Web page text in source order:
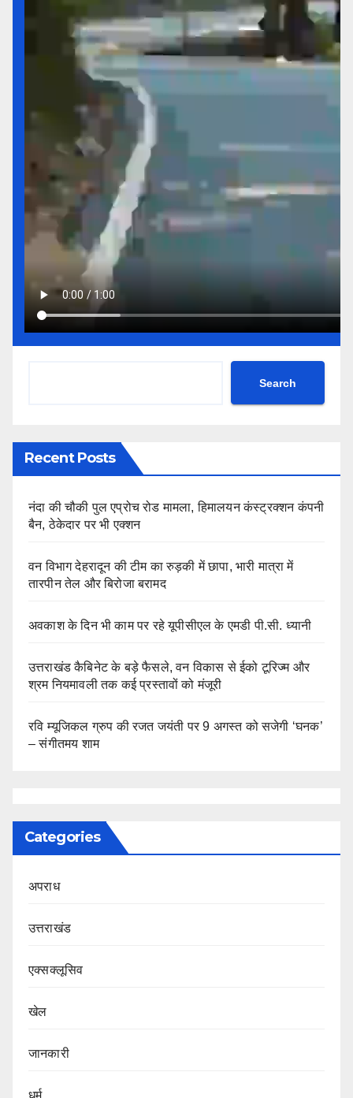
Search
Recent Posts
नंदा की चौकी पुल एप्रोच रोड मामला, हिमालयन कंस्ट्रक्शन कंपनी
बैन, ठेकेदार पर भी एक्शन
वन विभाग देहरादून की टीम का रुड़की में छापा, भारी मात्रा में
तारपीन तेल और बिरोजा बरामद
अवकाश के दिन भी काम पर रहे यूपीसीएल के एमडी पी.सी. ध्यानी
उत्तराखंड कैबिनेट के बड़े फैसले, वन विकास से ईको टूरिज्म और
श्रम नियमावली तक कई प्रस्तावों को मंजूरी
रवि म्यूजिकल ग्रुप की रजत जयंती पर 9 अगस्त को सजेगी ‘घनक’
– संगीतमय शाम
Categories
अपराध
उत्तराखंड
एक्सक्लूसिव
खेल
जानकारी
धर्म